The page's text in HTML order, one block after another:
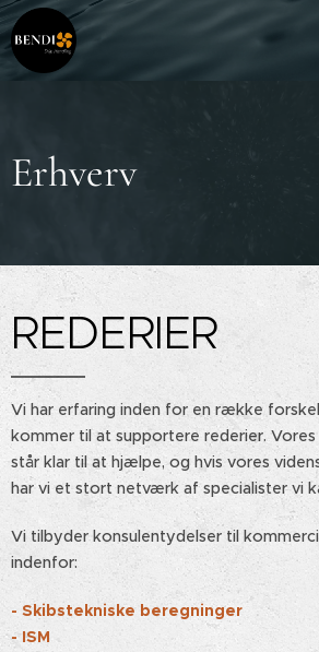
Erhverv
REDERIER
Vi har erfaring inden for en række
kommer til at supportere rederier.
står klar til at hjælpe, og hvis vores
har vi et stort netværk af specialister vi
Vi tilbyder konsulentydelser til
indenfor:
- Skibstekniske beregninger
- ISM